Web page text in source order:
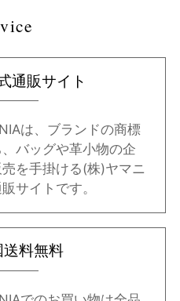
ンク系 パープル系
ールド系 シルバー系
通販サイト
は、ブランドの商標
バッグや革小物の企
を手掛ける(株)ヤマニ
サイトです。
料無料